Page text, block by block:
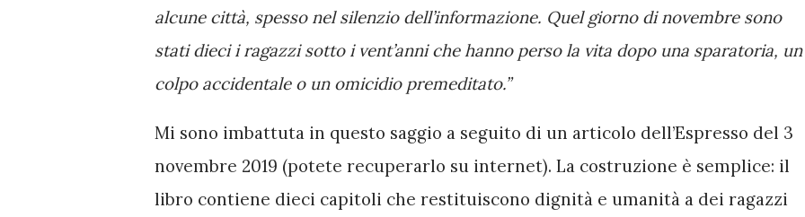
alcune città, spesso nel silenzio dell’informazione. Quel giorno di novembre sono
stati dieci i ragazzi sotto i vent’anni che hanno perso la vita dopo una sparatoria, un
colpo accidentale o un omicidio premeditato.”
Mi sono imbattuta in questo saggio a seguito di un articolo dell’Espresso del 3
novembre 2019 (potete recuperarlo su internet). La costruzione è semplice: il
libro contiene dieci capitoli che restituiscono dignità e umanità a dei ragazzi